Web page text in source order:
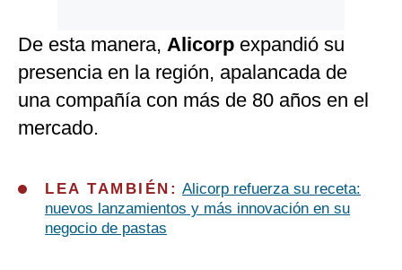
De esta manera, Alicorp expandió su
presencia en la región, apalancada de
una compañía con más de 80 años en el
mercado.
LEA TAMBIÉN: Alicorp refuerza su receta:
nuevos lanzamientos y más innovación en su
negocio de pastas